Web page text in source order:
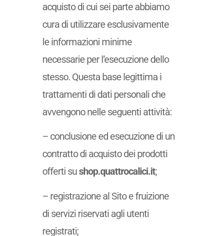
acquisto di cui sei parte abbiamo
cura di utilizzare esclusivamente
le informazioni minime
necessarie per l’esecuzione dello
stesso. Questa base legittima i
trattamenti di dati personali che
avvengono nelle seguenti attività:
– conclusione ed esecuzione di un
contratto di acquisto dei prodotti
offerti sushop.quattrocalici.it;
– registrazione al Sito e fruizione
di servizi riservati agli utenti
registrati;